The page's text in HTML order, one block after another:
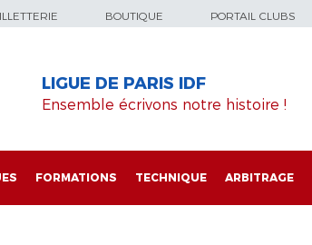
BOUTIQUE PORTAIL CLUBS
LIGUE DE PARIS IDF
Ensemble écrivons notre histoire !
FORMATIONS TECHNIQUE ARBITRAGE